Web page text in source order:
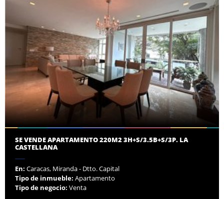
SE VENDE APARTAMENTO 220M2 3H+S/3.5B+S/3P. LA
CASTELLANA
En: Caracas, Miranda - Dtto. Capital
Tipo de inmueble: Apartamento
Tipo de negocio: Venta